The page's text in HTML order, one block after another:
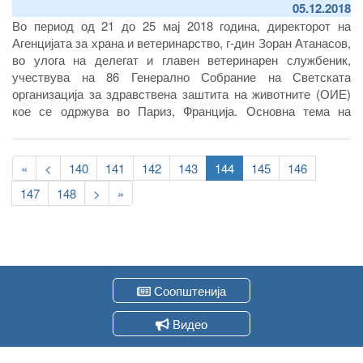
05.12.2018
Во период од 21 до 25 мај 2018 година, директорот на
Агенцијата за храна и ветеринарство, г-дин Зоран Атанасов,
во улога на делегат и главен ветеринарен службеник,
учествува на 86 Генерално Собрание на Светската
организација за здравствена заштита на животните (ОИЕ)
кое се одржува во Париз, Франција. Основна тема на
стандарди кои се воспоставуваат од аспект на мерки за
контрола на болести кај животните, вклучително и мерките
за контрола на болестите кај животните кои се пренесуваат
на луѓето, мерки за обезбедување безбедност при
Pagination
First
page
«
Previous
page
< Page
140 Page
141 Page
142 Page
143
Current
page
144 Page
145 Page
146
Page
147 Page
148
Следна
страна
>
Last
page
»
Соопштенија
Видео